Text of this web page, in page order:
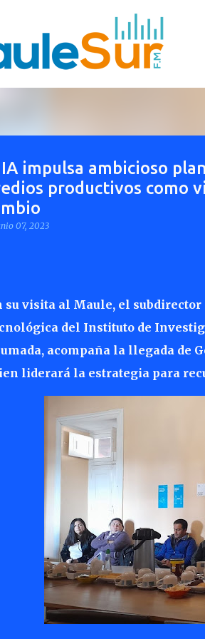
impulsa ambicioso
productivos como
07, 2023
su visita al Maule, el
del Instituto de
acompaña la llegada de
liderará la estrategia para